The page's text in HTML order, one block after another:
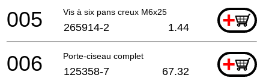
Vis à six pans creux M6x25 +
005 265914-2 1.44
Porte-ciseau complet +
006 125358-7 67.32